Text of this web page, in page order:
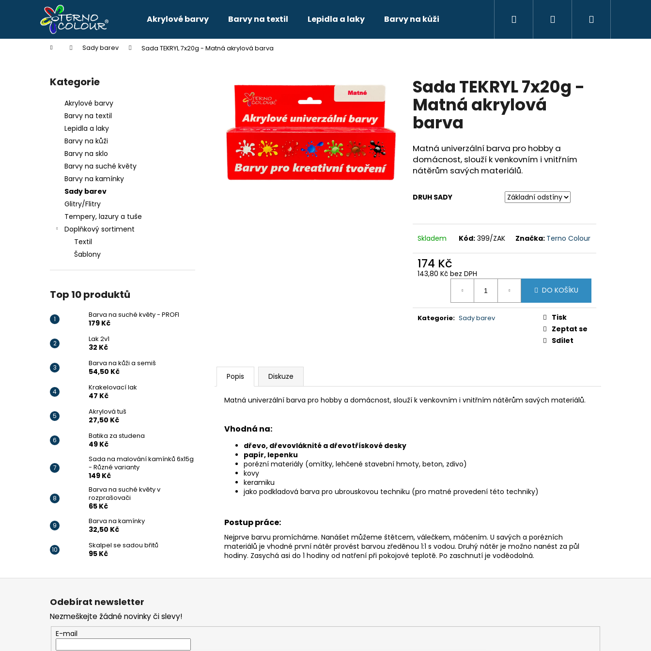
Akrylové barvy Barvy na textil Lepidla a laky Barvy na kůži Barvy na sklo Barvy na suché květy
Přihlášení
Domů Sady barev Sada TEKRYL 7x20g - Matná akrylová barva
Přeskočit
kategorie
Kategorie
Akrylové barvy
Barvy na textil
Lepidla a laky
Barvy na kůži
Barvy na sklo
Barvy na suché květy
Barvy na kamínky
Sady barev
Glitry/Flitry
Tempery, lazury a tuše
Doplňkový sortiment
Textil
Šablony
Top 10 produktů
Barva na suché květy - PROFI
179 Kč
Lak 2v1
32 Kč
Barva na kůži a semiš
54,50 Kč
Krakelovací lak
47 Kč
Akrylová tuš
27,50 Kč
Batika za studena
49 Kč
Sada na malování kamínků 6x15g
- Různé varianty
149 Kč
Barva na suché květy v
rozprašovači
65 Kč
Barva na kamínky
32,50 Kč
Skalpel se sadou břitů
95 Kč
Sada TEKRYL 7x20g -
Matná akrylová
barva
Matná univerzální barva pro hobby a
domácnost, slouží k venkovním i vnitřním
nátěrům savých materiálů.
DRUH SADY
Skladem Kód: 399/ZAK Značka: Terno Colour
174 Kč
143,80 Kč bez DPH
DO KOŠÍKU
Kategorie: Sady barev
Tisk
Zeptat se
Sdílet
Popis Diskuze
Matná univerzální barva pro hobby a domácnost, slouží k venkovním i vnitřním nátěrům savých materiálů.
Vhodná na:
dřevo, dřevovláknité a dřevotřískové desky
papír, lepenku
porézní materiály (omítky, lehčené stavební hmoty, beton, zdivo)
kovy
keramiku
jako podkladová barva pro ubrouskovou techniku (pro matné provedení této techniky)
Postup práce:
Nejprve barvu promícháme. Nanášet můžeme štětcem, válečkem, máčením. U savých a porézních
materiálů je vhodné první nátěr provést barvou zředěnou 1:1 s vodou. Druhý nátěr je možno nanést za půl
hodiny. Zasychá asi do 1 hodiny od natření při pokojové teplotě. Po zaschnutí je voděodolná.
í
Zpět
do
Zpět
do
Co potřebujete najít?
HLEDAT
Doporučujeme
BARVA NA SUCHÉ KVĚTY - PROFI
179 Kč
Z
Odebírat newsletter
Nezmeškejte žádné novinky či slevy!
E-mail